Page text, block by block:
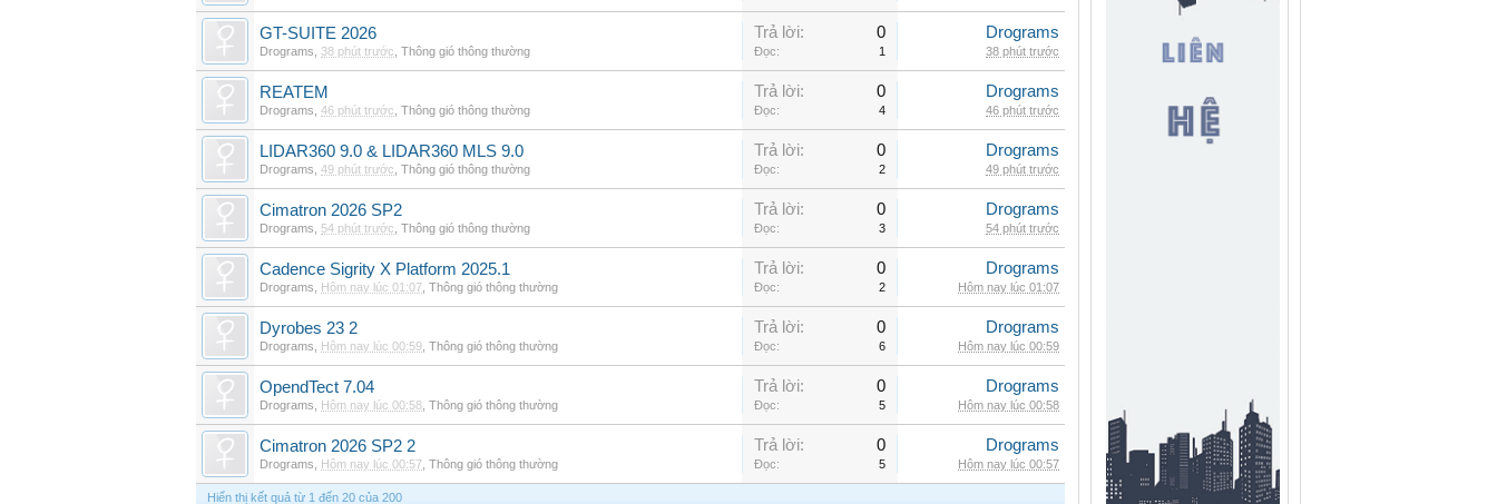
GT-SUITE 2026
Drograms 38 phút trước Thông gió thông thường
Trả lời: 0
Đọc: 1
Drograms
38 phút trước
REATEM
Drograms 46 phút trước Thông gió thông thường
Trả lời: 0
Đọc: 4
Drograms
46 phút trước
LIDAR360 9.0 & LIDAR360 MLS 9.0
Drograms 49 phút trước Thông gió thông thường
Trả lời: 0
Đọc: 2
Drograms
49 phút trước
Cimatron 2026 SP2
Drograms 54 phút trước Thông gió thông thường
Trả lời: 0
Đọc: 3
Drograms
54 phút trước
Cadence Sigrity X Platform 2025.1
Drograms Hôm nay lúc 01:07 Thông gió thông thường
Trả lời: 0
Đọc: 2
Drograms
Hôm nay lúc 01:07
Dyrobes 23 2
Drograms Hôm nay lúc 00:59 Thông gió thông thường
Trả lời: 0
Đọc: 6
Drograms
Hôm nay lúc 00:59
OpendTect 7.04
Drograms Hôm nay lúc 00:58 Thông gió thông thường
Trả lời: 0
Đọc: 5
Drograms
Hôm nay lúc 00:58
Cimatron 2026 SP2 2
Drograms Hôm nay lúc 00:57 Thông gió thông thường
Trả lời: 0
Đọc: 5
Drograms
Hôm nay lúc 00:57
Hiển thị kết quả từ 1 đến 20 của 200